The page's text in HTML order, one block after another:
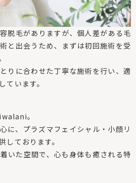
脱毛がありますが、個人差がある毛
と出会うため、まずは初回施術を受
りに合わせた丁寧な施術を行い、適
ています。
。
に、プラズマフェイシャル・小顔リ
しております。
いた空間で、心も身体も癒される特